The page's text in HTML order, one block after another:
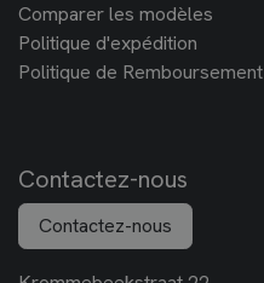
Comparer les modèles
Politique d'expédition
Politique de Remboursement
Contactez-nous
Contactez-nous